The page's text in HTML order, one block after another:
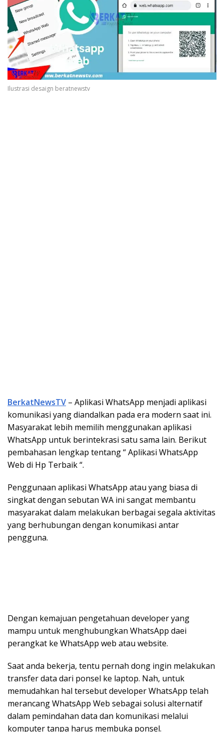
Ilustrasi desaign beratnewstv
BerkatNewsTV – Aplikasi WhatsApp menjadi aplikasi
komunikasi yang diandalkan pada era modern saat ini.
Masyarakat lebih memilih menggunakan aplikasi
WhatsApp untuk berintekrasi satu sama lain. Berikut
pembahasan lengkap tentang “ Aplikasi WhatsApp
Web di Hp Terbaik “.
Penggunaan aplikasi WhatsApp atau yang biasa di
singkat dengan sebutan WA ini sangat membantu
masyarakat dalam melakukan berbagai segala aktivitas
yang berhubungan dengan konumikasi antar
pengguna.
Dengan kemajuan pengetahuan developer yang
mampu untuk menghubungkan WhatsApp daei
perangkat ke WhatsApp web atau website.
Saat anda bekerja, tentu pernah dong ingin melakukan
transfer data dari ponsel ke laptop. Nah, untuk
memudahkan hal tersebut developer WhatsApp telah
merancang WhatsApp Web sebagai solusi alternatif
dalam pemindahan data dan komunikasi melalui
komputer tanpa harus membuka ponsel.